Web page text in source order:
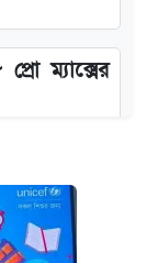
ম্যাক্সের
গেল